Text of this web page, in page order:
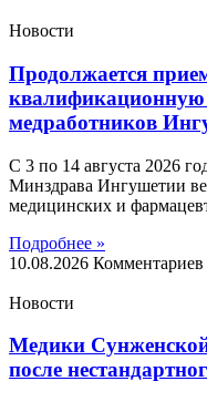
Новости
Продолжается
квалификационную
медработников
С 3 по 14 августа 2026
Минздрава Ингушетии
медицинских и
Подробнее »
10.08.2026 Комментариев
Новости
Медики
после